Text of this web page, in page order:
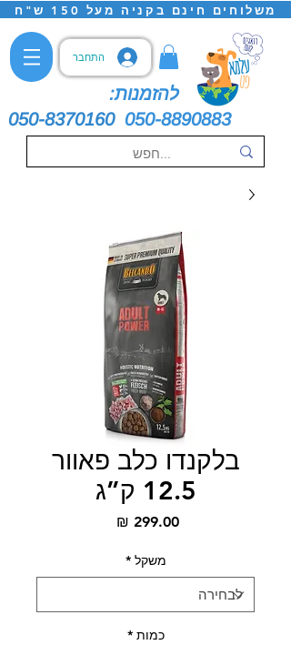
משלוחים חינם בקניה מעל 150 ש"ח
התחבר
להזמנות:
050-8370160 050-8890883
בלקנדו כלב פאוור
12.5 ק”ג
משקל *
כמות *